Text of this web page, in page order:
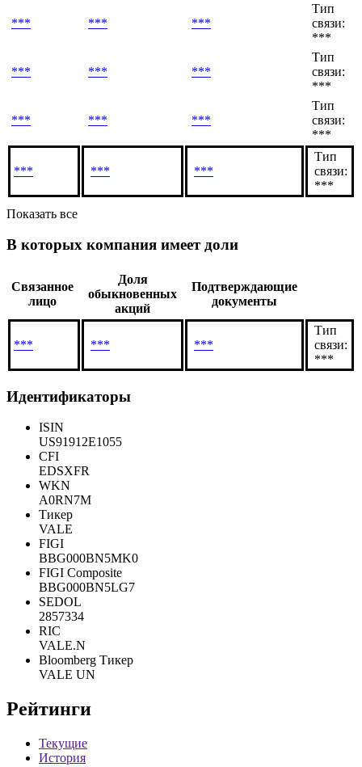
*** *** ***
Тип
связи:
***
*** *** ***
Тип
связи:
***
*** *** ***
Тип
связи:
***
*** *** ***
Тип
связи:
***
Показать все
В которых компания имеет доли
Связанное
лицо
Доля
обыкновенных
акций
Подтверждающие
документы
*** *** ***
Тип
связи:
***
Идентификаторы
ISIN
US91912E1055
CFI
EDSXFR
WKN
A0RN7M
Тикер
VALE
FIGI
BBG000BN5MK0
FIGI Composite
BBG000BN5LG7
SEDOL
2857334
RIC
VALE.N
Bloomberg Тикер
VALE UN
Рейтинги
Текущие
История